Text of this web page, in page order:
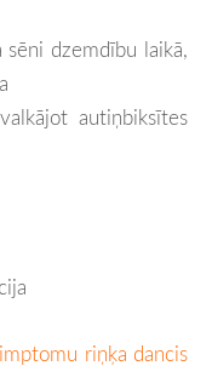
dzemdību laikā,
autiņbiksītes
riņķa dancis